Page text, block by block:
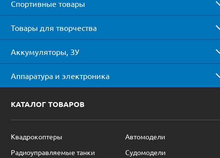
Спортивные товары
Товары для творчества
Аккумуляторы, ЗУ
Аппаратура и электроника
КАТАЛОГ ТОВАРОВ
Квадрокоптеры
Автомодели
Радиоуправляемые танки
Судомодели